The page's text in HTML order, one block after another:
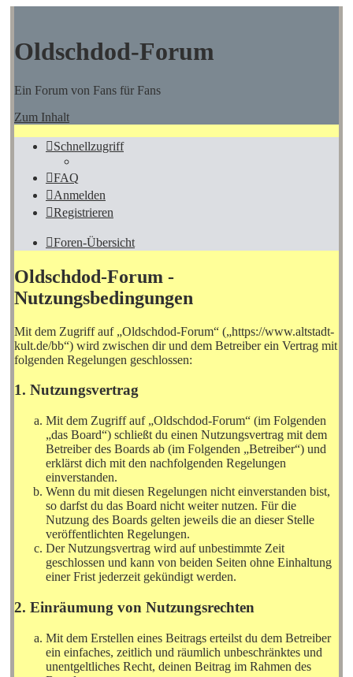
Oldschdod-Forum
Ein Forum von Fans für Fans
Zum Inhalt
Schnellzugriff
FAQ
Anmelden
Registrieren
Foren-Übersicht
Oldschdod-Forum -
Nutzungsbedingungen
Mit dem Zugriff auf „Oldschdod-Forum“ („https://www.altstadt-
kult.de/bb“) wird zwischen dir und dem Betreiber ein Vertrag mit
folgenden Regelungen geschlossen:
1. Nutzungsvertrag
Mit dem Zugriff auf „Oldschdod-Forum“ (im Folgenden
„das Board“) schließt du einen Nutzungsvertrag mit dem
Betreiber des Boards ab (im Folgenden „Betreiber“) und
erklärst dich mit den nachfolgenden Regelungen
einverstanden.
Wenn du mit diesen Regelungen nicht einverstanden bist,
so darfst du das Board nicht weiter nutzen. Für die
Nutzung des Boards gelten jeweils die an dieser Stelle
veröffentlichten Regelungen.
Der Nutzungsvertrag wird auf unbestimmte Zeit
geschlossen und kann von beiden Seiten ohne Einhaltung
einer Frist jederzeit gekündigt werden.
2. Einräumung von Nutzungsrechten
Mit dem Erstellen eines Beitrags erteilst du dem Betreiber
ein einfaches, zeitlich und räumlich unbeschränktes und
unentgeltliches Recht, deinen Beitrag im Rahmen des